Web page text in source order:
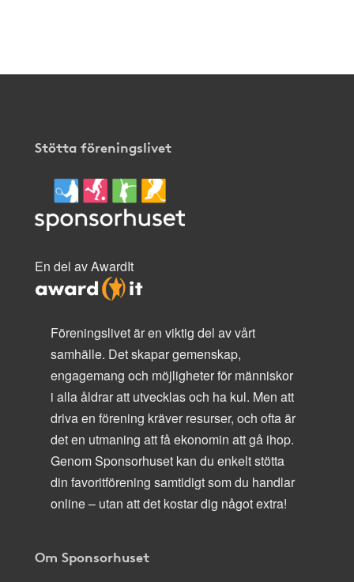
Stötta föreningslivet
En del av AwardIt
Föreningslivet är en viktig del av vårt
samhälle. Det skapar gemenskap,
engagemang och möjligheter för människor
i alla åldrar att utvecklas och ha kul. Men att
driva en förening kräver resurser, och ofta är
det en utmaning att få ekonomin att gå ihop.
Genom Sponsorhuset kan du enkelt stötta
din favoritförening samtidigt som du handlar
online – utan att det kostar dig något extra!
Om Sponsorhuset